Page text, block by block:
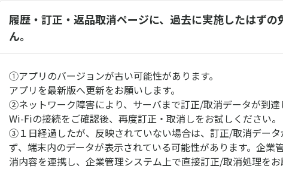
履歴・訂正・返品取消ページに、過去に実施したはずの
ん。
①アプリのバージョンが古い可能性があります。
アプリを最新版へ更新をお願いします。
②ネットワーク障害により、サーバまで訂正/取消データが到達
Wi-Fiの接続をご確認後、再度訂正・取消しをお試しください。
③１日経過したが、反映されていない場合は、訂正/取消デー
ず、端末内のデータが表示されている可能性があります。企業
消内容を連携し、企業管理システム上で直接訂正/取消処理をお